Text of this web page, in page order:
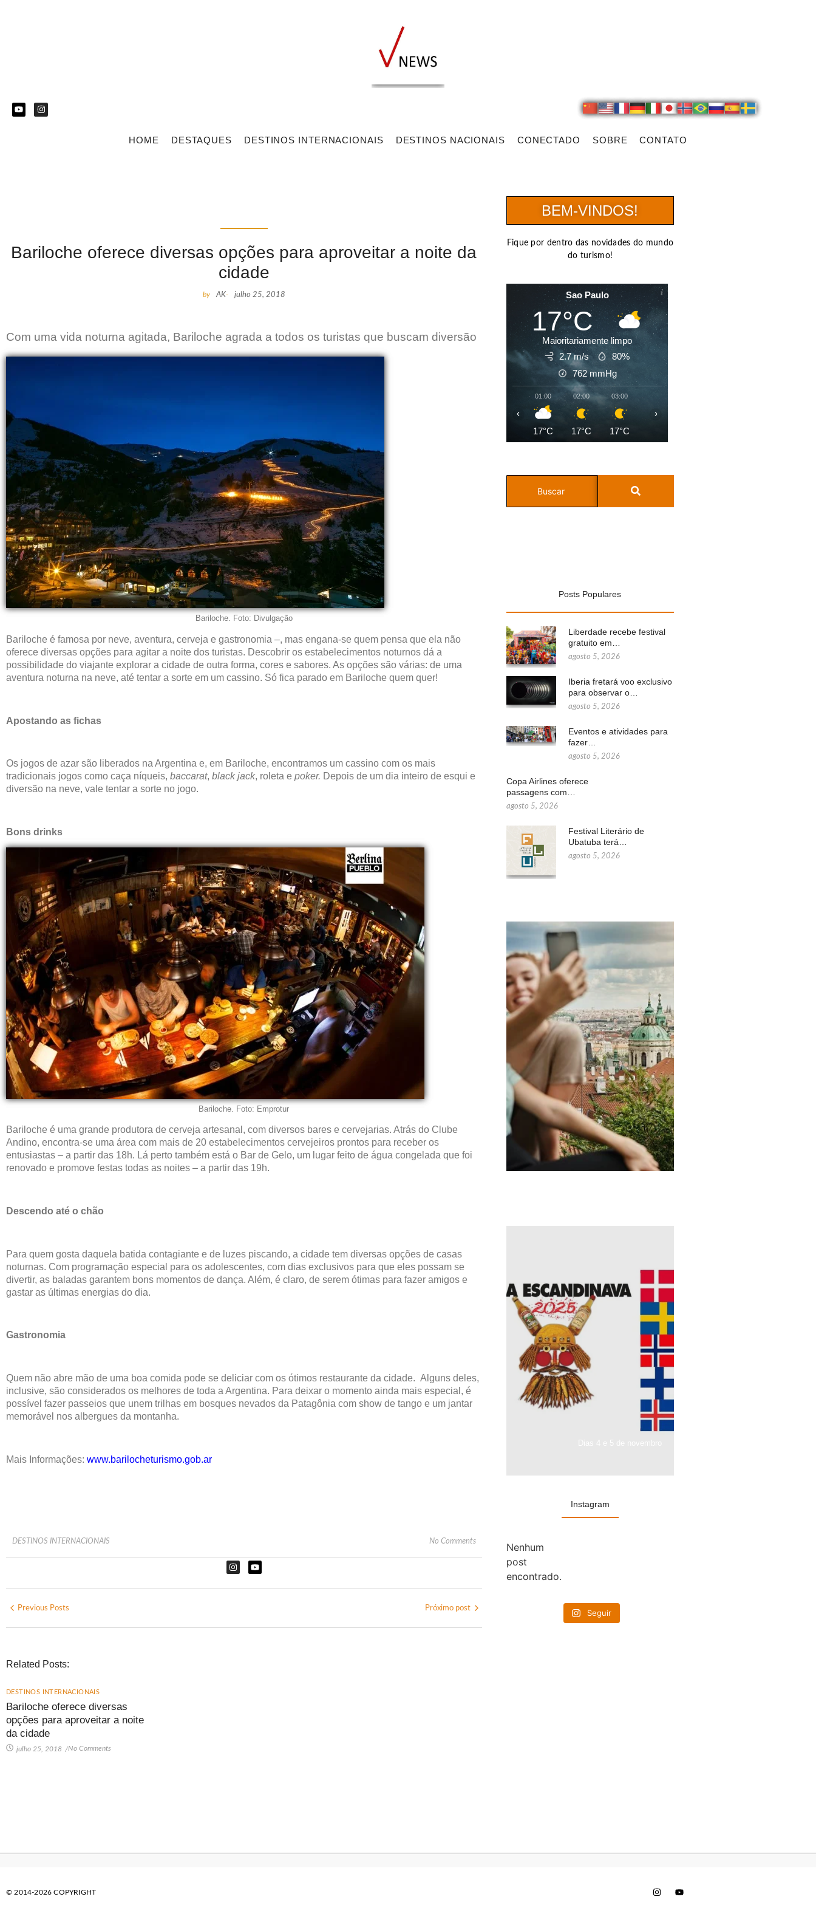
HOME DESTAQUES DESTINOS INTERNACIONAIS DESTINOS NACIONAIS CONECTADO SOBRE CONTATO
Bariloche oferece diversas opções para aproveitar a noite da
cidade
by AK- julho 25, 2018
Com uma vida noturna agitada, Bariloche agrada a todos os turistas que buscam diversão
Bariloche. Foto: Divulgação
Bariloche é famosa por neve, aventura, cerveja e gastronomia –, mas engana-se quem pensa que ela não
oferece diversas opções para agitar a noite dos turistas. Descobrir os estabelecimentos noturnos dá a
possibilidade do viajante explorar a cidade de outra forma, cores e sabores. As opções são várias: de uma
aventura noturna na neve, até tentar a sorte em um cassino. Só fica parado em Bariloche quem quer!
Apostando as fichas
Os jogos de azar são liberados na Argentina e, em Bariloche, encontramos um cassino com os mais
tradicionais jogos como caça níqueis, baccarat, black jack, roleta e poker. Depois de um dia inteiro de esqui e
diversão na neve, vale tentar a sorte no jogo.
Bons drinks
Bariloche. Foto: Emprotur
Bariloche é uma grande produtora de cerveja artesanal, com diversos bares e cervejarias. Atrás do Clube
Andino, encontra-se uma área com mais de 20 estabelecimentos cervejeiros prontos para receber os
entusiastas – a partir das 18h. Lá perto também está o Bar de Gelo, um lugar feito de água congelada que foi
renovado e promove festas todas as noites – a partir das 19h.
Descendo até o chão
Para quem gosta daquela batida contagiante e de luzes piscando, a cidade tem diversas opções de casas
noturnas. Com programação especial para os adolescentes, com dias exclusivos para que eles possam se
divertir, as baladas garantem bons momentos de dança. Além, é claro, de serem ótimas para fazer amigos e
gastar as últimas energias do dia.
Gastronomia
Quem não abre mão de uma boa comida pode se deliciar com os ótimos restaurante da cidade. Alguns deles,
inclusive, são considerados os melhores de toda a Argentina. Para deixar o momento ainda mais especial, é
possível fazer passeios que unem trilhas em bosques nevados da Patagônia com show de tango e um jantar
memorável nos albergues da montanha.
Mais Informações: www.barilocheturismo.gob.ar
DESTINOS INTERNACIONAIS No Comments
Previous Posts Próximo post
Related Posts:
DESTINOS INTERNACIONAIS
Bariloche oferece diversas
opções para aproveitar a noite
da cidade
julho 25, 2018 /No Comments
BEM-VINDOS!
Fique por dentro das novidades do mundo
do turismo!
Sao Paulo
17°C
Maioritariamente limpo
2.7 m/s
80%
762 mmHg
01:00
17°C
02:00
17°C
03:00
17°C
‹ ›
Posts Populares
Liberdade recebe festival
gratuito em…
agosto 5, 2026
Iberia fretará voo exclusivo
para observar o…
agosto 5, 2026
Eventos e atividades para
fazer…
agosto 5, 2026
Copa Airlines oferece
passagens com…
agosto 5, 2026
Festival Literário de
Ubatuba terá…
agosto 5, 2026
Instagram
Nenhum
post
encontrado.
Seguir
© 2014-2026 COPYRIGHT